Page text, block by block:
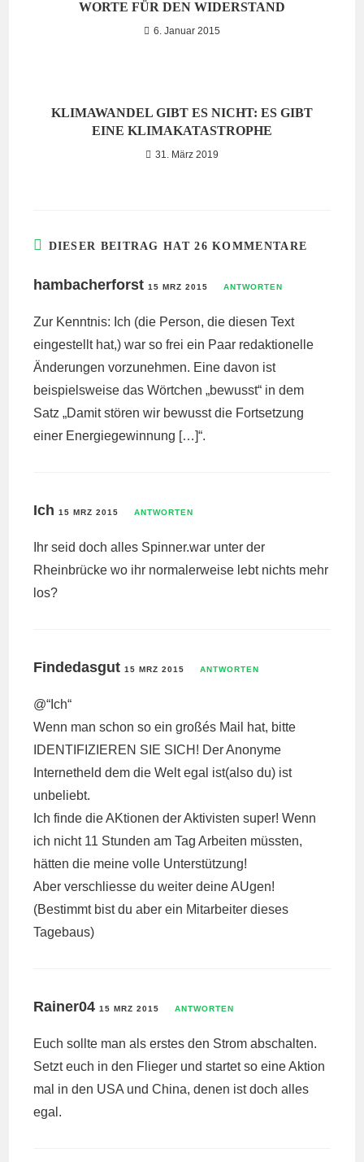
WORTE FÜR DEN WIDERSTAND
6. Januar 2015
KLIMAWANDEL GIBT ES NICHT: ES GIBT
EINE KLIMAKATASTROPHE
31. März 2019
DIESER BEITRAG HAT 26 KOMMENTARE
hambacherforst 15 MRZ 2015 ANTWORTEN
Zur Kenntnis: Ich (die Person, die diesen Text
eingestellt hat,) war so frei ein Paar redaktionelle
Änderungen vorzunehmen. Eine davon ist
beispielsweise das Wörtchen „bewusst“ in dem
Satz „Damit stören wir bewusst die Fortsetzung
einer Energiegewinnung […]“.
Ich15 MRZ 2015 ANTWORTEN
Ihr seid doch alles Spinner.war unter der
Rheinbrücke wo ihr normalerweise lebt nichts mehr
los?
Findedasgut15 MRZ 2015 ANTWORTEN
@“Ich“
Wenn man schon so ein großés Mail hat, bitte
IDENTIFIZIEREN SIE SICH! Der Anonyme
Internetheld dem die Welt egal ist(also du) ist
unbeliebt.
Ich finde die AKtionen der Aktivisten super! Wenn
ich nicht 11 Stunden am Tag Arbeiten müssten,
hätten die meine volle Unterstützung!
Aber verschliesse du weiter deine AUgen!
(Bestimmt bist du aber ein Mitarbeiter dieses
Tagebaus)
Rainer0415 MRZ 2015 ANTWORTEN
Euch sollte man als erstes den Strom abschalten.
Setzt euch in den Flieger und startet so eine Aktion
mal in den USA und China, denen ist doch alles
egal.